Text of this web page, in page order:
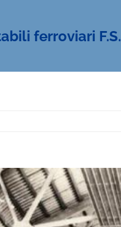
ferroviari F.S.